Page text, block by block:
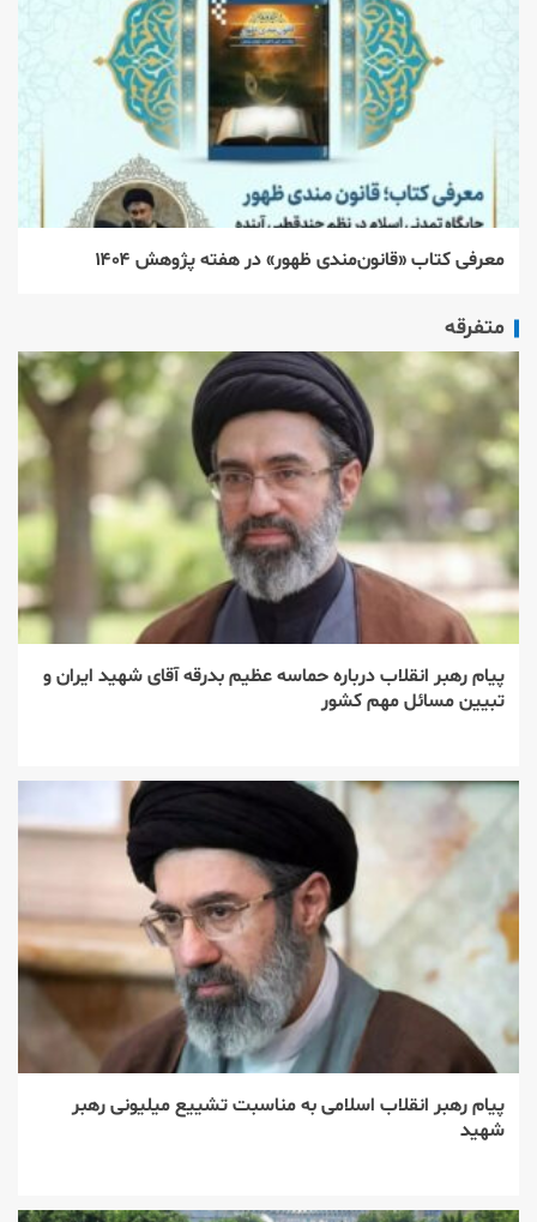
معرفی کتاب «قانون‌مندی ظهور» در هفته پژوهش ۱۴۰۴
متفرقه
پیام رهبر انقلاب درباره حماسه عظیم بدرقه آقای شهید ایران و
تبیین مسائل مهم کشور
پیام رهبر انقلاب اسلامی به مناسبت تشییع میلیونی رهبر
شهید